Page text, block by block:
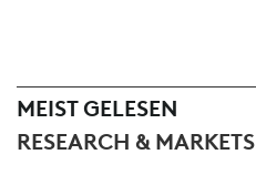
MEIST GELESEN
RESEARCH & MARKETS